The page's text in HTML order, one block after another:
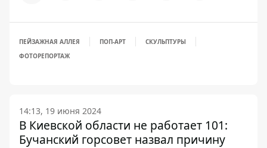
ПЕЙЗАЖНАЯ АЛЛЕЯ ПОП-АРТ
СКУЛЬПТУРЫ
ФОТОРЕПОРТАЖ
14:13, 19 июня 2024
В Киевской области не работает 101:
Бучанский горсовет назвал причину